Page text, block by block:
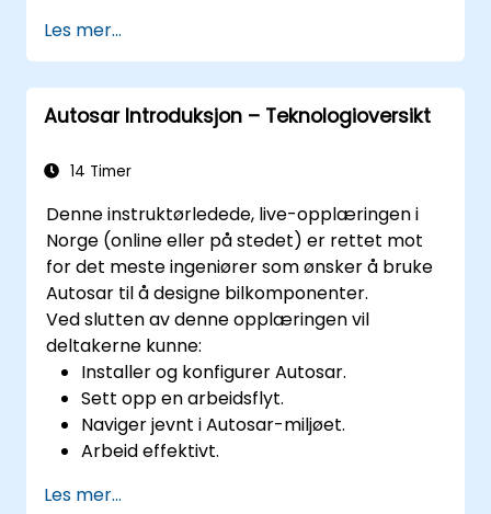
Les mer...
Autosar Introduksjon – Teknologioversikt
14 Timer
Denne instruktørledede, live-opplæringen i
Norge (online eller på stedet) er rettet mot
for det meste ingeniører som ønsker å bruke
Autosar til å designe bilkomponenter.
Ved slutten av denne opplæringen vil
deltakerne kunne:
Installer og konfigurer Autosar.
Sett opp en arbeidsflyt.
Naviger jevnt i Autosar-miljøet.
Arbeid effektivt.
Les mer...